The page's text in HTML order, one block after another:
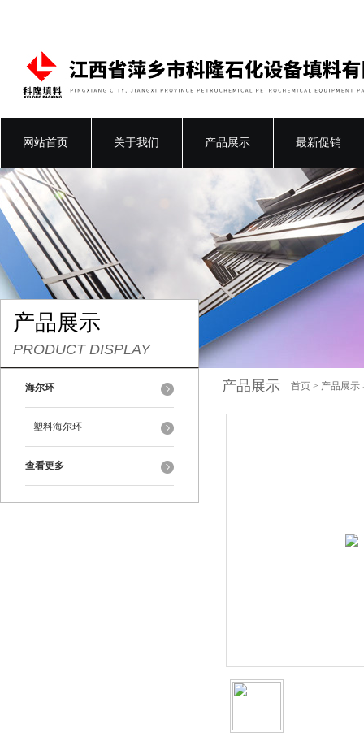
网站首页 关于我们 产品展示 最新促销
产品展示
PRODUCT DISPLAY
海尔环
塑料海尔环
查看更多
产品展示 首页 > 产品展示